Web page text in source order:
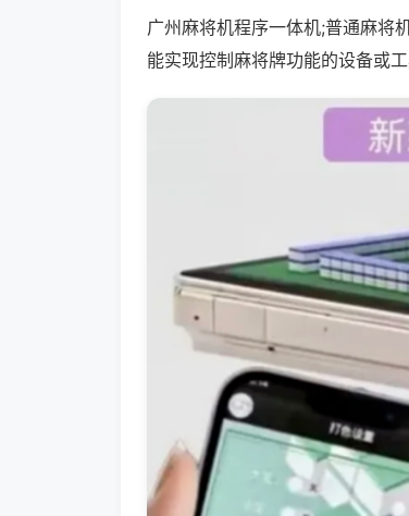
广州麻将机程序一体机;普通麻将
能实现控制麻将牌功能的设备或工